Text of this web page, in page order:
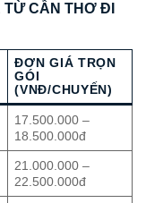
CẦN THƠ ĐI
ĐƠN GIÁ TRỌN
GÓI
(VNĐ/CHUYẾN)
17.500.000 –
18.500.000đ
21.000.000 –
22.500.000đ